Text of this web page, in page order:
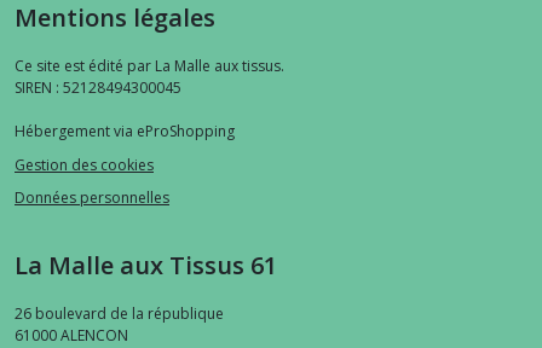
Mentions légales
Ce site est édité par La Malle aux tissus.
SIREN : 52128494300045
Hébergement via eProShopping
Gestion des cookies
Données personnelles
La Malle aux Tissus 61
26 boulevard de la république
61000ALENCON